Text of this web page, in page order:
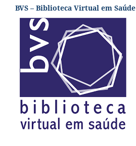
BVS – Biblioteca Virtual em Saúde